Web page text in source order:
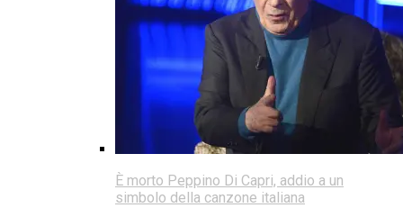
È morto Peppino Di Capri, addio a un
simbolo della canzone italiana